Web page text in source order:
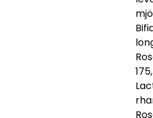
175,